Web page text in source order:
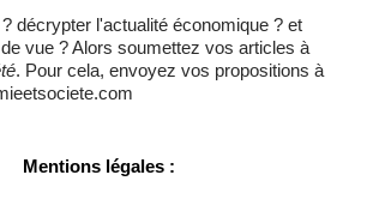
décrypter l'actualité économique ? et
vue ? Alors soumettez vos articles à
. Pour cela, envoyez vos propositions à
Mentions légales :